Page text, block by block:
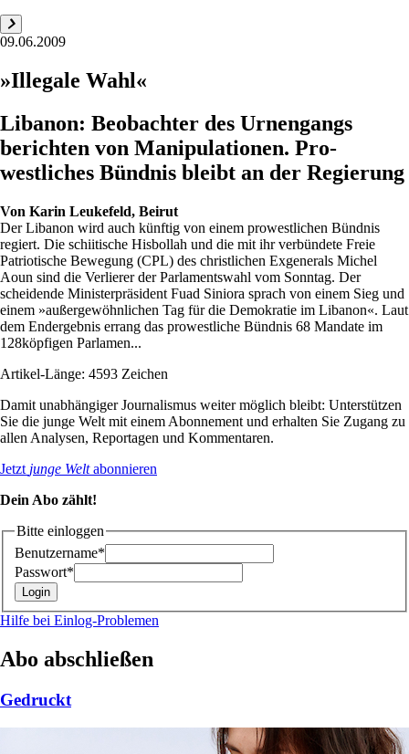
09.06.2009
»Illegale Wahl«
Libanon: Beobachter des Urnengangs
berichten von Manipulationen. ­Pro-
westliches Bündnis bleibt an der Regierung
Von Karin Leukefeld, Beirut
Der Libanon wird auch künftig von einem prowestlichen Bündnis
regiert. Die schiitische Hisbollah und die mit ihr verbündete Freie
Patriotische Bewegung (CPL) des christlichen Exgenerals Michel
Aoun sind die Verlierer der Parlamentswahl vom Sonntag. Der
scheidende Ministerpräsident Fuad Siniora sprach von einem Sieg und
einem »außergewöhnlichen Tag für die Demokratie im Libanon«. Laut
dem Endergebnis errang das prowestliche Bündnis 68 Mandate im
128köpfigen Parlamen...
Artikel-Länge: 4593 Zeichen
Damit unabhängiger Journalismus weiter möglich bleibt: Unterstützen
Sie die junge Welt mit einem Abonnement und erhalten Sie Zugang zu
allen Analysen, Reportagen und Kommentaren.
Jetzt junge Weltabonnieren
Dein Abo zählt!
Bitte einloggen
Benutzername*
Passwort*
Hilfe bei Einlog-Problemen
Abo abschließen
Gedruckt